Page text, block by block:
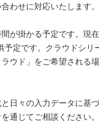
わせに対応いたします
が掛かる予定です。現
定です。クラウドシリ
ウド」をご希望される
日々の入力データに基
を通じてご相談ください